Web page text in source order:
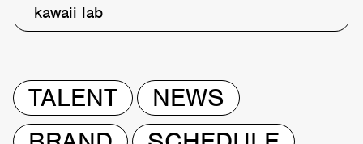
kawaii lab
TALENT
NEWS